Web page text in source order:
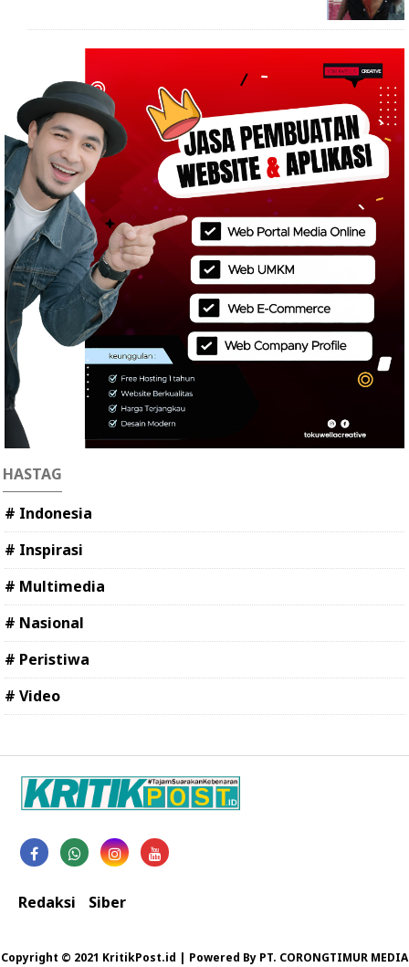
HASTAG
# Indonesia
# Inspirasi
# Multimedia
# Nasional
# Peristiwa
# Video
Redaksi Siber
Copyright © 2021 KritikPost.id | Powered By PT. CORONGTIMUR MEDIA